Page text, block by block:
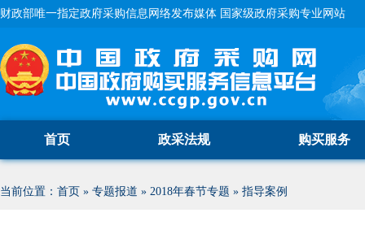
财政部唯一指定政府采购信息网络发布媒体 国家级政府采购专业网站
首页 政采法规 购买服务
当前位置： 首页 » 专题报道 » 2018年春节专题 » 指导案例